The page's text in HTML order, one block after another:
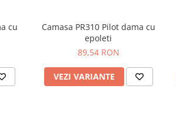
cu
Camasa PR310 Pilot dama cu
epoleti
89,54 RON
VEZI VARIANTE